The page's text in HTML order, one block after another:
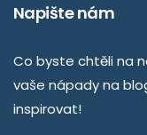
Napište nám
Co byste chtěli na
vaše nápady na
inspirovat!